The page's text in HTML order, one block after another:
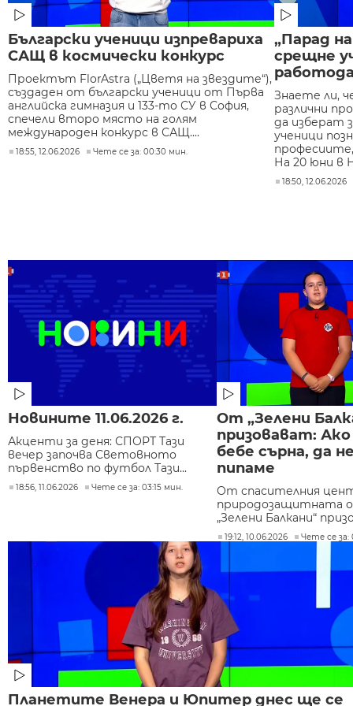
Български ученици изпревариха
САЩ в космически конкурс
Проектът FlorAstra („Цветя на звездите“),
създаден от български ученици от Първа
английска гимназия и 133-то СУ в София,
спечели второ място на голям
международен конкурс в САЩ....
18:55, 12.06.2026 Чете се за: 00:30 мин.
„Парад
срещне
Знаете ли,
различни
да изберат
ученици
На 20 юни в
18:50, 12.06.2026
Новините 11.06.2026 г.
Акценти за деня: СПОРТ Тази
вечер започва Световното
първенство по футбол Тази...
18:56, 11.06.2026 Чете се за: 03:15 мин.
От „Зелени
призовават:
бебе сърна, да
пипаме
От спасителния
природозащитната
„Зелени Балкани“
19:12, 10.06.2026 Чете се за:
Планетите Венера и Юпитер днес ще се